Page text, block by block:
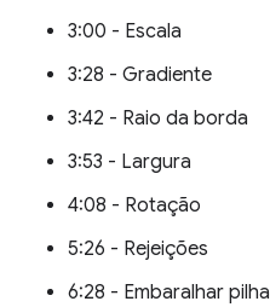
3:00 - Escala
3:28 - Gradiente
3:42 - Raio da borda
3:53 - Largura
4:08 - Rotação
5:26 - Rejeições
6:28 - Embaralhar pilha